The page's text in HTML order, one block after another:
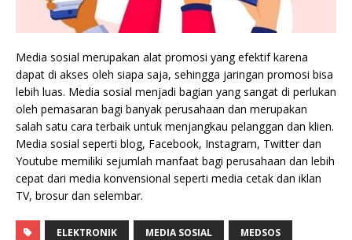
Media sosial merupakan alat promosi yang efektif karena
dapat di akses oleh siapa saja, sehingga jaringan promosi bisa
lebih luas. Media sosial menjadi bagian yang sangat di perlukan
oleh pemasaran bagi banyak perusahaan dan merupakan
salah satu cara terbaik untuk menjangkau pelanggan dan klien.
Media sosial seperti blog, Facebook, Instagram, Twitter dan
Youtube memiliki sejumlah manfaat bagi perusahaan dan lebih
cepat dari media konvensional seperti media cetak dan iklan
TV, brosur dan selembar.
ELEKTRONIK MEDIA SOSIAL MEDSOS